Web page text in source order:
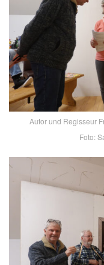
Autor und Regisseur
Foto: